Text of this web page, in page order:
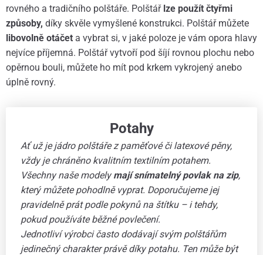
rovného a tradičního polštáře. Polštář lze použít čtyřmi
způsoby, díky skvěle vymyšlené konstrukci. Polštář můžete
libovolně otáčet a vybrat si, v jaké poloze je vám opora hlavy
nejvíce příjemná. Polštář vytvoří pod šíjí rovnou plochu nebo
opěrnou bouli, můžete ho mít pod krkem vykrojený anebo
úplně rovný.
Potahy
Ať už je jádro polštáře z paměťové či latexové pěny,
vždy je chráněno kvalitním textilním potahem.
Všechny naše modelymají snímatelný povlak na zip,
který můžete pohodlně vyprat. Doporučujeme jej
pravidelně prát podle pokynů na štítku – i tehdy,
pokud používáte běžné povlečení.
Jednotliví výrobci často dodávají svým polštářům
jedinečný charakter právě díky potahu. Ten může být